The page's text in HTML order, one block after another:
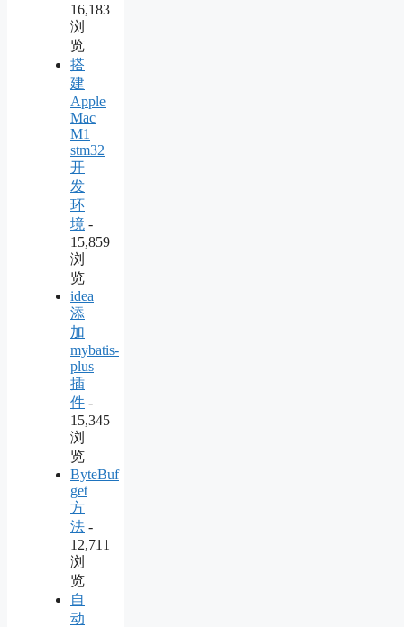
16,183
浏
览
搭
建
Apple
Mac
M1
stm32
开
发
环
境 -
15,859
浏
览
idea
添
加
mybatis-
plus
插
件 -
15,345
浏
览
ByteBuf
get
方
法 -
12,711
浏
览
自
动